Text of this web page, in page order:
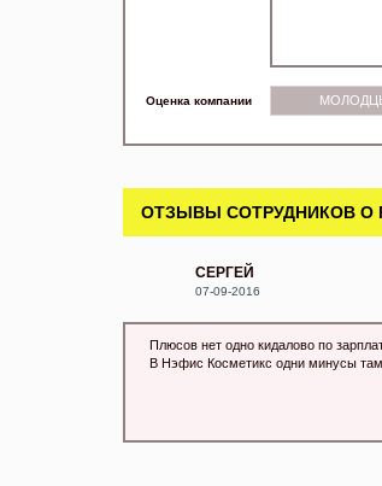
Оценка компании
ОТЗЫВЫ СОТРУДНИКОВ О
СЕРГЕЙ
07-09-2016
Плюсов нет одно кидалово по
В Нэфис Косметикс одни минусы